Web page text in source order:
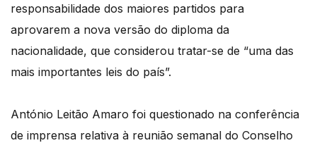
responsabilidade dos maiores partidos para
aprovarem a nova versão do diploma da
nacionalidade, que considerou tratar-se de “uma das
mais importantes leis do país”.
António Leitão Amaro foi questionado na conferência
de imprensa relativa à reunião semanal do Conselho